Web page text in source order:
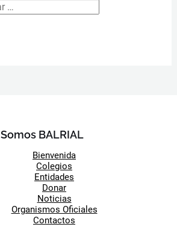
Somos BALRIAL
Bienvenida
Colegios
Entidades
Donar
Noticias
Organismos Oficiales
Contactos